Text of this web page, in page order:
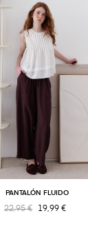
PANTALÓN FLUIDO
22,95 € 19,99 €